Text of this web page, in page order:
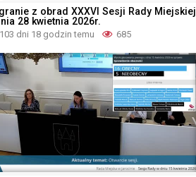
z obrad XXXVI Sesji Rady Miejskiej
28 kwietnia 2026r.
103 dni 18 godzin temu 685